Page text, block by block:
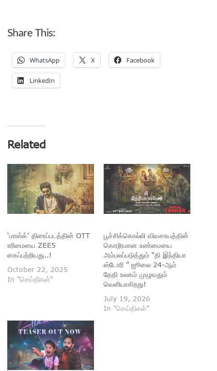
Share This:
WhatsApp X Facebook
LinkedIn
Related
‘மாஸ்க்’ திரைப்படத்தின் OTT
உரிமையை ZEE5
கைப்பற்றியது..!
October 22, 2025
In "செய்திகள்"
பூச்சிக்கொல்லி விவசாயத்தின்
கொடூரமான உண்மையை
அம்பலப்படுத்தும் “தி இந்தியா
ஸ்டோரி ” ஜூலை 24-ஆம்
தேதி உலகம் முழுவதும்
வெளியாகிறது!
July 19, 2026
In "செய்திகள்"